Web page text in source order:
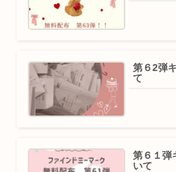
第６2弾
て
第６１弾
いて